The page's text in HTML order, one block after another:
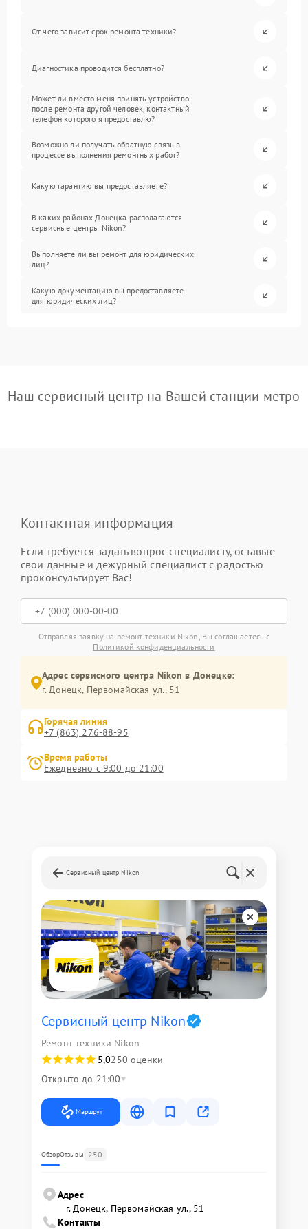
От чего зависит срок ремонта техники?
Диагностика проводится бесплатно?
Может ли вместо меня принять устройство
после ремонта другой человек, контактный
телефон которого я предоставлю?
Возможно ли получать обратную связь в
процессе выполнения ремонтных работ?
Какую гарантию вы предоставляете?
В каких районах Донецка располагаются
сервисные центры Nikon?
Выполняете ли вы ремонт для юридических
лиц?
Какую документацию вы предоставляете
для юридических лиц?
Наш сервисный центр на Вашей станции метро
Контактная информация
Если требуется задать вопрос специалисту, оставьте
свои данные и дежурный специалист с радостью
проконсультирует Вас!
Отправляя заявку на ремонт техники Nikon, Вы соглашаетесь с
Политикой конфиденциальности
Адрес сервисного центра Nikon в Донецке:
г. Донецк, Первомайская ул., 51
Горячая линия
+7 (863) 276-88-95
Время работы
Ежедневно с 9:00 до 21:00
Сервисный центр Nikon
Сервисный центр Nikon
Ремонт техники Nikon
5,0250 оценки
Открыто до 21:00
Маршрут
ОбзорОтзывы 250
Адрес
г. Донецк, Первомайская ул., 51
Контакты